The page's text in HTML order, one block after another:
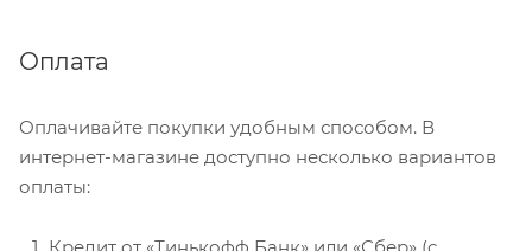
Оплата
Оплачивайте покупки удобным способом. В
интернет-магазине доступно несколько вариантов
оплаты: